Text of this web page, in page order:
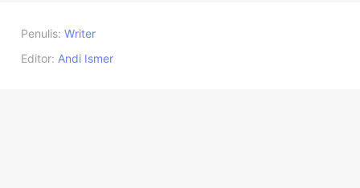
Penulis: Writer
Editor: Andi Ismer